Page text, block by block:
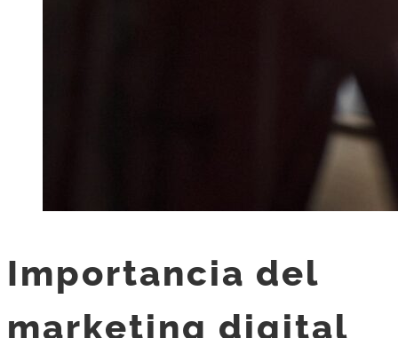
Importancia del
marketing digital